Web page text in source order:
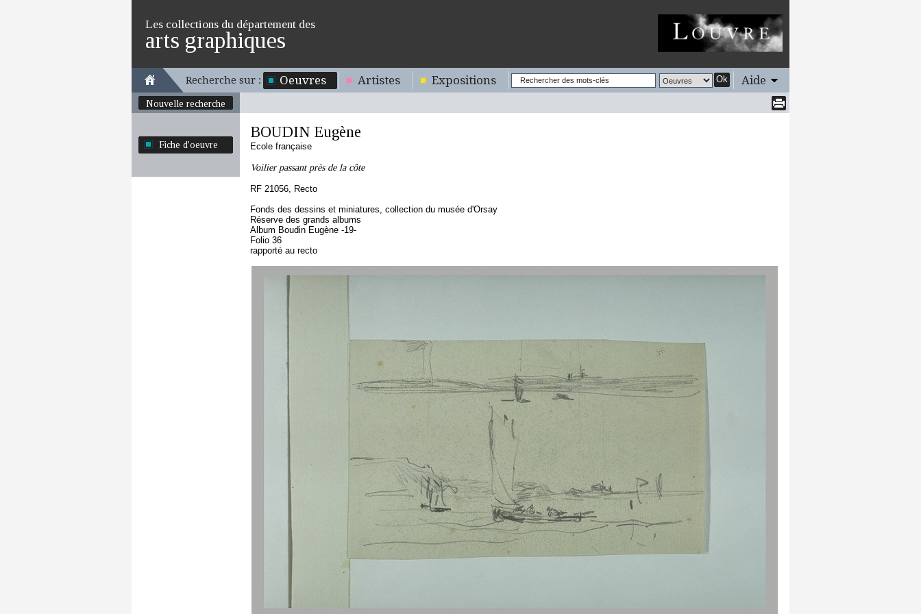
Les collections du département des
arts graphiques
Recherche sur : Oeuvres Artistes Expositions Ok Aide
Nouvelle recherche
Fiche d'oeuvre
BOUDIN Eugène
Ecole française
Voilier passant près de la côte
RF 21056, Recto
Fonds des dessins et miniatures, collection du musée d'Orsay
Réserve des grands albums
Album Boudin Eugène -19-
Folio 36
rapporté au recto